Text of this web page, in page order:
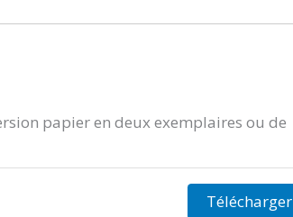
papier en deux exemplaires ou de
Télécharger